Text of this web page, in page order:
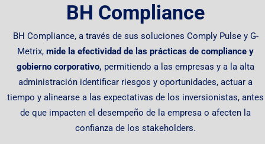
BH Compliance
BH Compliance, a través de sus soluciones Comply Pulse y G-
Metrix, mide la efectividad de las prácticas de compliance y
gobierno corporativo, permitiendo a las empresas y a la alta
administración identificar riesgos y oportunidades, actuar a
tiempo y alinearse a las expectativas de los inversionistas, antes
de que impacten el desempeño de la empresa o afecten la
confianza de los stakeholders.